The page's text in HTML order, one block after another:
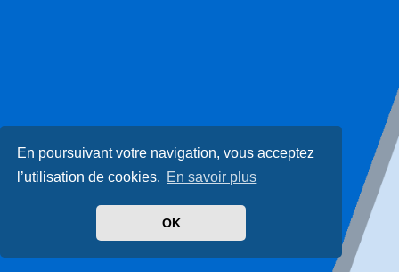
En poursuivant votre navigation, vous acceptez
l’utilisation de cookies. En savoir plus
OK